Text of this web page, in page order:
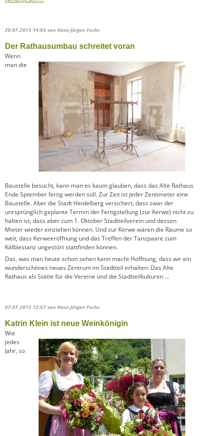
20.07.2013 14:03 von Hans-Jürgen Fuchs
Der Rathausumbau schreitet voran
Wenn
man die
Baustelle besucht, kann man es kaum glauben, dass das Alte Rathaus
Ende Sptember fertig werden soll. Zur Zeit ist jeder Zentimeter eine
Baustelle. Aber die Stadt Heidelberg versichert, dass zwar der
unrsprünglich geplante Termin der Fertigstellung (zur Kerwe) nicht zu
halten ist, dass aber zum 1. Oktober Stadtteilverein und dessen
Mieter wieder einziehen können. Und zur Kerwe wären die Räume so
weit, dass Kerweeröffnung und das Treffen der Tanzpaare zum
Kälblestanz ungestört stattfinden können.
Das, was man heute schon sehen kann macht Hoffnung, dass wir ein
wunderschönes neues Zentrum im Stadtteil erhalten: Das Alte
Rathaus als Stätte für die Vereine und die Stadtteilkulturen …
07.07.2013 12:57 von Hans-Jürgen Fuchs
Katrin Klein ist neue Weinkönigin
Wie
jedes
Jahr, so